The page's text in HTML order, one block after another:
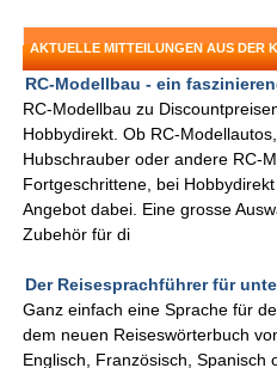
AKTUELLE MITTEILUNGEN AUS DER
RC-Modellbau - ein
RC-Modellbau zu
Hobbydirekt. Ob RC-
Hubschrauber oder andere RC-
Fortgeschrittene, bei
Angebot dabei. Eine grosse
Zubehör für di
Der Reisesprachführer für
Ganz einfach eine Sprache für
dem neuen Reiseswörterbuch
Englisch, Französisch, Spanisch